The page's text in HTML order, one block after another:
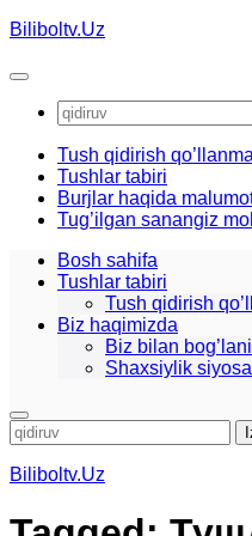
Skip
content
Biliboltv.Uz
Qidirshish:
Tush qidirish
Tushlar tabiri
Burjlar haqida
Tug’ilgan sanangiz
Bosh sahifa
Tushlar tabiri
Tush qidirish
Biz haqimizda
Biz bilan
Shaxsiylik
Qidirshish:
Biliboltv.Uz